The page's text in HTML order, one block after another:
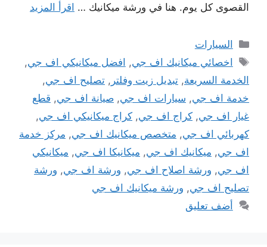
القصوى كل يوم. هنا في ورشة ميكانيك … اقرأ المزيد
التصنيفات
السيارات
الوسوم
اخصائي ميكانيك اف جي, افضل ميكانيكي اف جي,
الخدمة السريعة, تبديل زيت وفلتر , تصليح اف جي,
خدمة اف جي, سيارات اف جي, صيانة اف جي, قطع
غيار اف جي, كراج اف جي, كراج ميكانيكي اف جي,
كهربائي اف جي, متخصص ميكانيك اف جي, مركز خدمة
اف جي, ميكانيك اف جي, ميكانيكا اف جي, ميكانيكي
اف جي, ورشة اصلاح اف جي, ورشة اف جي, ورشة
تصليح اف جي, ورشة ميكانيك اف جي
أضف تعليق